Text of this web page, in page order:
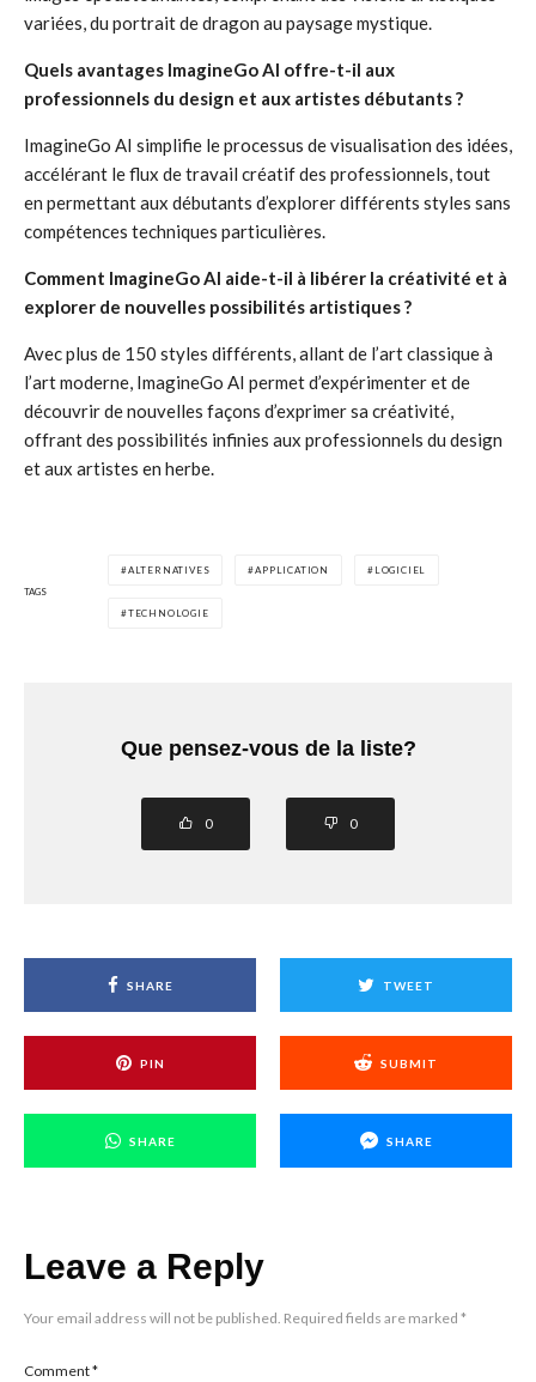
variées, du portrait de dragon au paysage mystique.
Quels avantages ImagineGo AI offre-t-il aux
professionnels du design et aux artistes débutants ?
ImagineGo AI simplifie le processus de visualisation des idées,
accélérant le flux de travail créatif des professionnels, tout
en permettant aux débutants d’explorer différents styles sans
compétences techniques particulières.
Comment ImagineGo AI aide-t-il à libérer la créativité et à
explorer de nouvelles possibilités artistiques ?
Avec plus de 150 styles différents, allant de l’art classique à
l’art moderne, ImagineGo AI permet d’expérimenter et de
découvrir de nouvelles façons d’exprimer sa créativité,
offrant des possibilités infinies aux professionnels du design
et aux artistes en herbe.
TAGS
ALTERNATIVES APPLICATION LOGICIEL
TECHNOLOGIE
Que pensez-vous de la liste?
0 0
SHARE TWEET
PIN SUBMIT
SHARE SHARE
Leave a Reply
Your email address will not be published. Required fields are marked *
Comment*